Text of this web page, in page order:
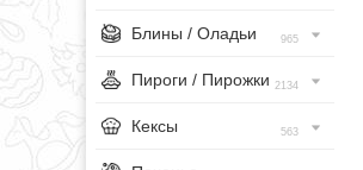
Блины / Оладьи 965
Пироги / Пирожки 2134
Кексы 563